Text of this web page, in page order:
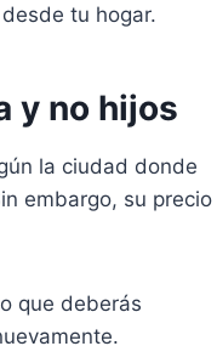
tu hogar.
y no hijos
la ciudad donde
embargo, su precio
que deberás